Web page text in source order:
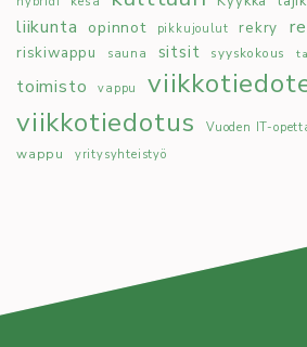
liikunta opinnot pikkujoulut rekry
riskiwappu sauna sitsit syyskokous
toimisto vappu
viikkotiedotus
Vuoden IT-
wappu yritysyhteistyö